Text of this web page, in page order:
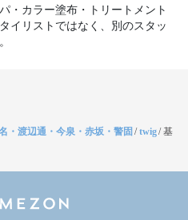
・カラー塗布・トリートメント
イリストではなく、別のスタッ
・渡辺通・今泉・赤坂・警固 /twig/基